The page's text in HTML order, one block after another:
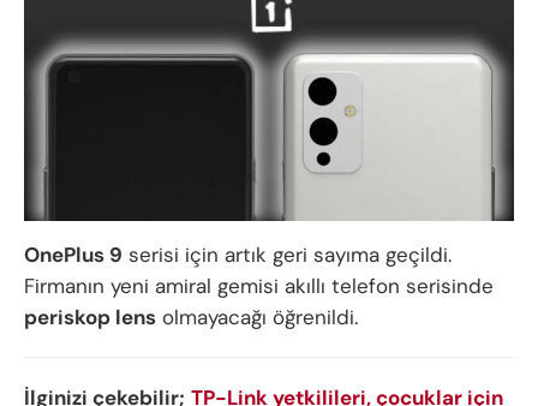
OnePlus 9 serisi için artık geri sayıma geçildi.
Firmanın yeni amiral gemisi akıllı telefon serisinde
periskop lens olmayacağı öğrenildi.
İlginizi çekebilir; TP-Link yetkilileri, çocuklar için